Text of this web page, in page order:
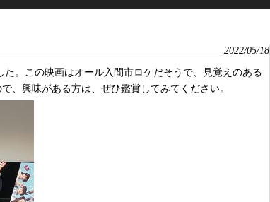
2022/05/18
。この映画はオール入間市ロケだそうで、見覚えのある
、興味がある方は、ぜひ鑑賞してみてください。